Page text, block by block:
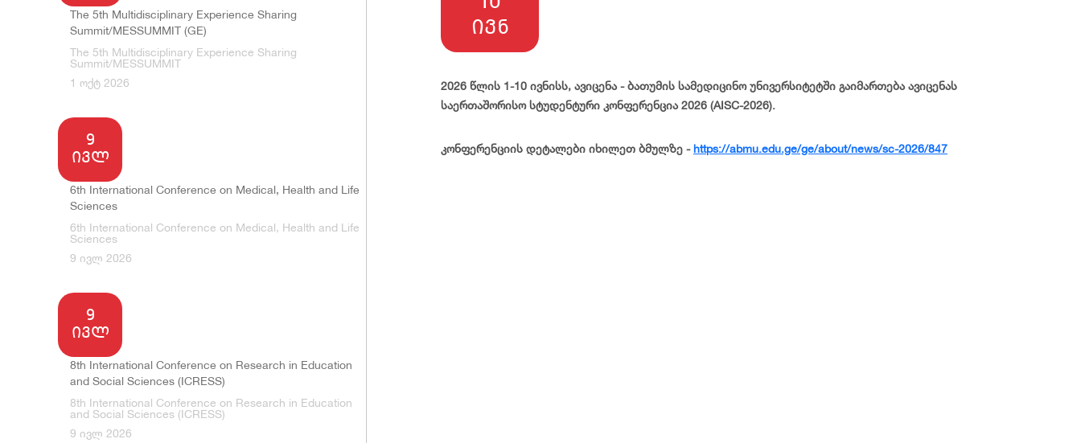
იურიდიული ცნობარი
ღონისძიებები
სასწავლო პროცესის მარეგულირებელი წესი
კარიერული მხარდაჭერა
სპორტული და კულტურული აქტივობები
The 5th Multidisciplinary Experience Sharing
Summit/MESSUMMIT (GE)
The 5th Multidisciplinary Experience Sharing
Summit/MESSUMMIT
1 ოქტ 2026
9
ივლ
6th International Conference on Medical, Health and Life
Sciences
6th International Conference on Medical, Health and Life
Sciences
9 ივლ 2026
9
ივლ
8th International Conference on Research in Education
and Social Sciences (ICRESS)
8th International Conference on Research in Education
and Social Sciences (ICRESS)
9 ივლ 2026
ივნ
2026 წლის 1-10 ივნისს, ავიცენა - ბათუმის სამედიცინო უნივერსიტეტში გაიმართება ავიცენას
საერთაშორისო სტუდენტური კონფერენცია 2026 (AISC-2026).
კონფერენციის დეტალები იხილეთ ბმულზე -https://abmu.edu.ge/ge/about/news/sc-2026/847